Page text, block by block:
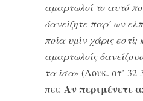
αμαρτωλοί το αυτό
δανείζητε παρ’ ων
ποία υμίν χάρις
αμαρτωλοίς
τα ίσα» (Λουκ. στ’
πει: Αν περιμένετε